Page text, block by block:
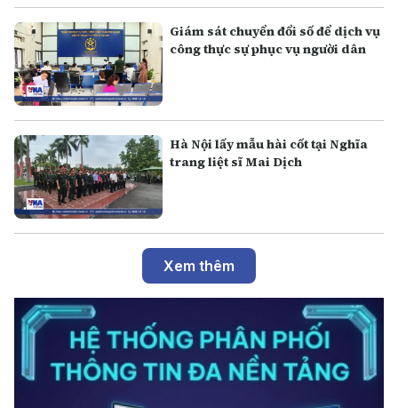
Giám sát chuyển đổi số để dịch vụ
công thực sự phục vụ người dân
Hà Nội lấy mẫu hài cốt tại Nghĩa
trang liệt sĩ Mai Dịch
Xem thêm